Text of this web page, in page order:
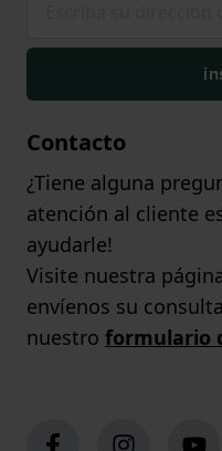
Contacto
¿Tiene alguna
atención al cliente
ayudarle!
Visite nuestra
envíenos su
nuestro formulario